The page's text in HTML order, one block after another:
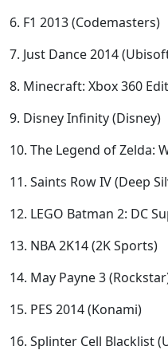
6. F1 2013 (Codemasters)
7. Just Dance 2014
8. Minecraft: Xbox 360
9. Disney Infinity (Disney)
10. The Legend of Zelda:
11. Saints Row IV (Deep
12. LEGO Batman 2: DC
13. NBA 2K14 (2K Sports)
14. May Payne 3
15. PES 2014 (Konami)
16. Splinter Cell Blacklist